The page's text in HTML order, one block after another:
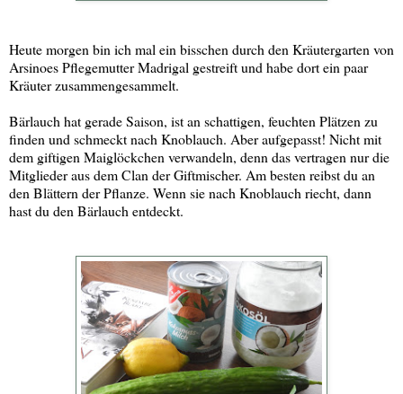
Heute morgen bin ich mal ein bisschen durch den Kräutergarten von
Arsinoes Pflegemutter Madrigal gestreift und habe dort ein paar
Kräuter zusammengesammelt.
Bärlauch hat gerade Saison, ist an schattigen, feuchten Plätzen zu
finden und schmeckt nach Knoblauch. Aber aufgepasst! Nicht mit
dem giftigen Maiglöckchen verwandeln, denn das vertragen nur die
Mitglieder aus dem Clan der Giftmischer. Am besten reibst du an
den Blättern der Pflanze. Wenn sie nach Knoblauch riecht, dann
hast du den Bärlauch entdeckt.